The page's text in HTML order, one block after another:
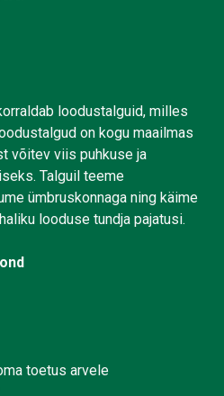
loodustalguid, milles
on kogu maailmas
võitev viis puhkuse ja
Talguil teeme
ümbruskonnaga ning käime
looduse tundja pajatusi.
toetus arvele